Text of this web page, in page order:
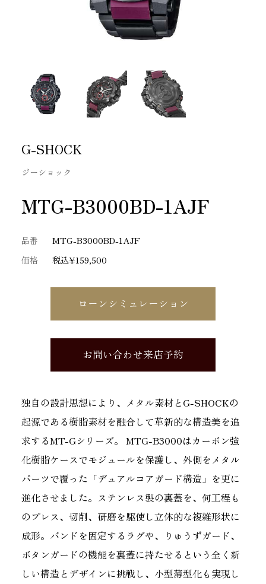
G-SHOCK
ジーショック
MTG-B3000BD-1AJF
品番
MTG-B3000BD-1AJF
価格
税込¥159,500
ローンシミュレーション
お問い合わせ来店予約
独自の設計思想により、メタル素材とG-SHOCKの
起源である樹脂素材を融合して革新的な構造美を追
求するMT-Gシリーズ。 MTG-B3000はカーボン強
化樹脂ケースでモジュールを保護し、外側をメタル
パーツで覆った「デュアルコアガード構造」を更に
進化させました。ステンレス製の裏蓋を、何工程も
のプレス、切削、研磨を駆使し立体的な複雑形状に
成形。バンドを固定するラグや、りゅうずガード、
ボタンガードの機能を裏蓋に持たせるという全く新
しい構造とデザインに挑戦し、小型薄型化も実現し